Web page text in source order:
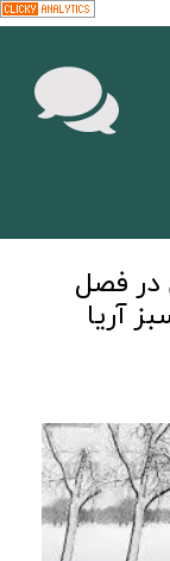
در فصل
آریا